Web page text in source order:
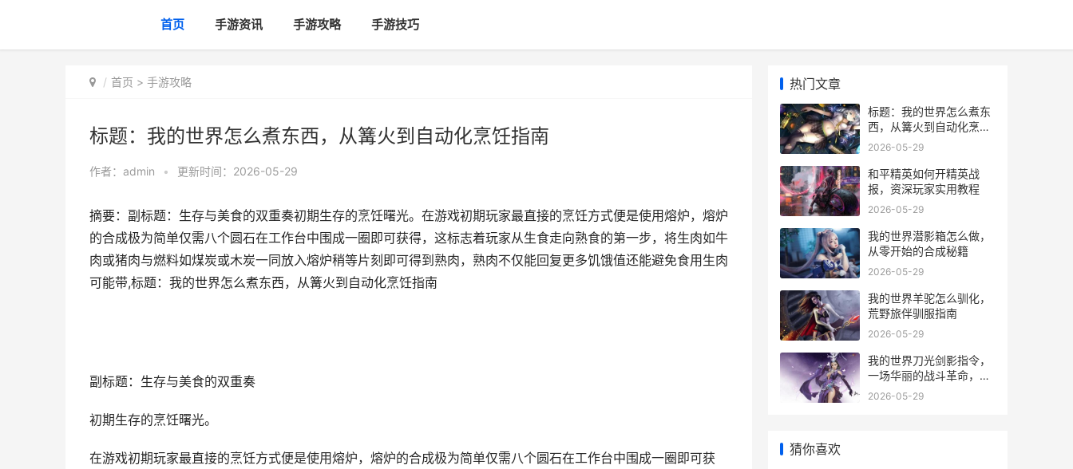
首页 手游资讯 手游攻略 手游技巧
首页 > 手游攻略
标题：我的世界怎么煮东西，从篝火到自动化烹饪指南
作者： admin • 更新时间：2026-05-29
摘要：副标题：生存与美食的双重奏初期生存的烹饪曙光。在游戏初期玩家最直接的烹饪方式便是使用熔炉，熔炉
的合成极为简单仅需八个圆石在工作台中围成一圈即可获得，这标志着玩家从生食走向熟食的第一步，将生肉如牛
肉或猪肉与燃料如煤炭或木炭一同放入熔炉稍等片刻即可得到熟肉，熟肉不仅能回复更多饥饿值还能避免食用生肉
可能带,标题：我的世界怎么煮东西，从篝火到自动化烹饪指南
副标题：生存与美食的双重奏
初期生存的烹饪曙光。
在游戏初期玩家最直接的烹饪方式便是使用熔炉，熔炉的合成极为简单仅需八个圆石在工作台中围成一圈即可获
热门文章
标题：我的世界怎么煮东
西，从篝火到自动化烹饪
指南
2026-05-29
和平精英如何开精英战
报，资深玩家实用教程
2026-05-29
我的世界潜影箱怎么做，
从零开始的合成秘籍
2026-05-29
我的世界羊驼怎么驯化，
荒野旅伴驯服指南
2026-05-29
我的世界刀光剑影指令，
一场华丽的战斗革命，副
标题，赋予方块世界锋芒
2026-05-29
猜你喜欢